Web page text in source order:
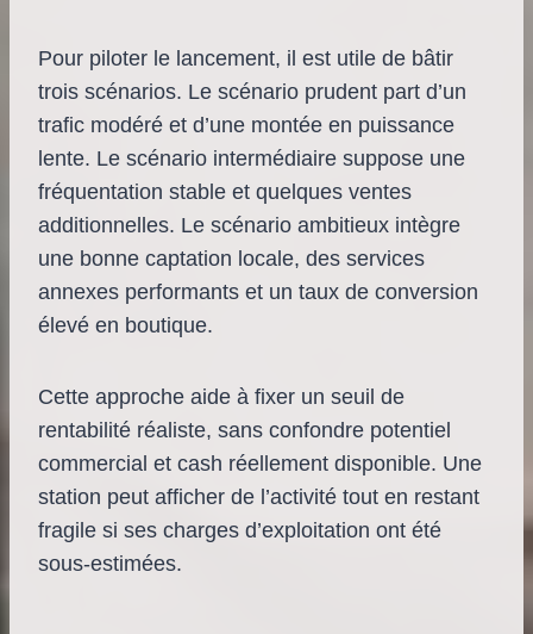
Pour piloter le lancement, il est utile de bâtir
trois scénarios. Le scénario prudent part d’un
trafic modéré et d’une montée en puissance
lente. Le scénario intermédiaire suppose une
fréquentation stable et quelques ventes
additionnelles. Le scénario ambitieux intègre
une bonne captation locale, des services
annexes performants et un taux de conversion
élevé en boutique.
Cette approche aide à fixer un seuil de
rentabilité réaliste, sans confondre potentiel
commercial et cash réellement disponible. Une
station peut afficher de l’activité tout en restant
fragile si ses charges d’exploitation ont été
sous-estimées.